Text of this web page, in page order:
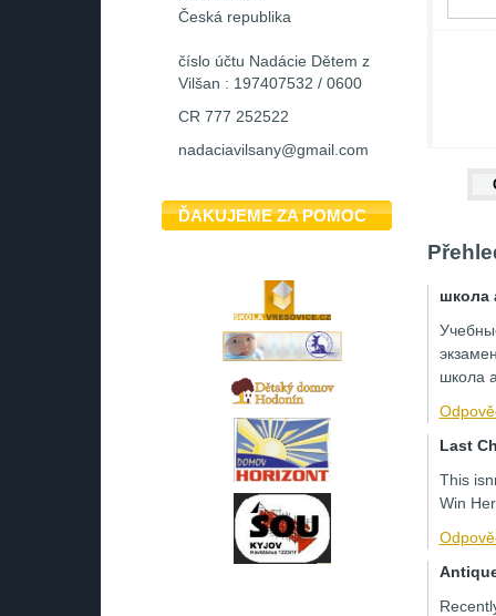
Česká republika
číslo účtu Nadácie Dětem z
Vilšan : 197407532 / 0600
CR 777 252522
nadaciavilsany@gmail.com
ĎAKUJEME ZA POMOC
школа
школа
Last
This
Win